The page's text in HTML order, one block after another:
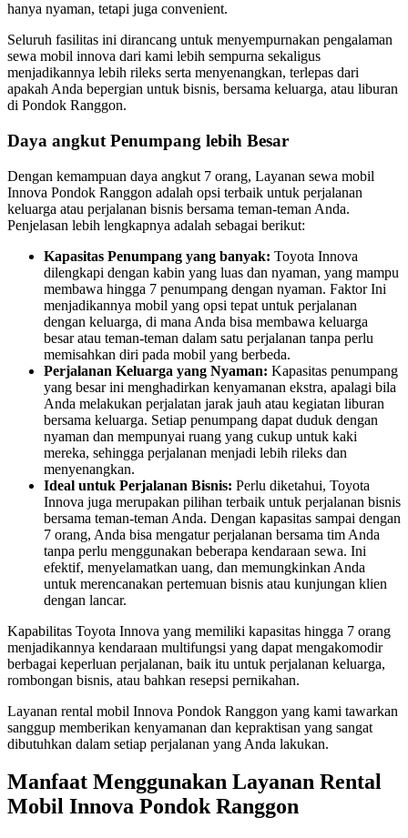
hanya nyaman, tetapi juga convenient.
Seluruh fasilitas ini dirancang untuk menyempurnakan pengalaman
sewa mobil innova dari kami lebih sempurna sekaligus
menjadikannya lebih rileks serta menyenangkan, terlepas dari
apakah Anda bepergian untuk bisnis, bersama keluarga, atau liburan
di Pondok Ranggon.
Daya angkut Penumpang lebih Besar
Dengan kemampuan daya angkut 7 orang, Layanan sewa mobil
Innova Pondok Ranggon adalah opsi terbaik untuk perjalanan
keluarga atau perjalanan bisnis bersama teman-teman Anda.
Penjelasan lebih lengkapnya adalah sebagai berikut:
Kapasitas Penumpang yang banyak: Toyota Innova
dilengkapi dengan kabin yang luas dan nyaman, yang mampu
membawa hingga 7 penumpang dengan nyaman. Faktor Ini
menjadikannya mobil yang opsi tepat untuk perjalanan
dengan keluarga, di mana Anda bisa membawa keluarga
besar atau teman-teman dalam satu perjalanan tanpa perlu
memisahkan diri pada mobil yang berbeda.
Perjalanan Keluarga yang Nyaman: Kapasitas penumpang
yang besar ini menghadirkan kenyamanan ekstra, apalagi bila
Anda melakukan perjalatan jarak jauh atau kegiatan liburan
bersama keluarga. Setiap penumpang dapat duduk dengan
nyaman dan mempunyai ruang yang cukup untuk kaki
mereka, sehingga perjalanan menjadi lebih rileks dan
menyenangkan.
Ideal untuk Perjalanan Bisnis: Perlu diketahui, Toyota
Innova juga merupakan pilihan terbaik untuk perjalanan bisnis
bersama teman-teman Anda. Dengan kapasitas sampai dengan
7 orang, Anda bisa mengatur perjalanan bersama tim Anda
tanpa perlu menggunakan beberapa kendaraan sewa. Ini
efektif, menyelamatkan uang, dan memungkinkan Anda
untuk merencanakan pertemuan bisnis atau kunjungan klien
dengan lancar.
Kapabilitas Toyota Innova yang memiliki kapasitas hingga 7 orang
menjadikannya kendaraan multifungsi yang dapat mengakomodir
berbagai keperluan perjalanan, baik itu untuk perjalanan keluarga,
rombongan bisnis, atau bahkan resepsi pernikahan.
Layanan rental mobil Innova Pondok Ranggon yang kami tawarkan
sanggup memberikan kenyamanan dan kepraktisan yang sangat
dibutuhkan dalam setiap perjalanan yang Anda lakukan.
Manfaat Menggunakan Layanan Rental
Mobil Innova Pondok Ranggon